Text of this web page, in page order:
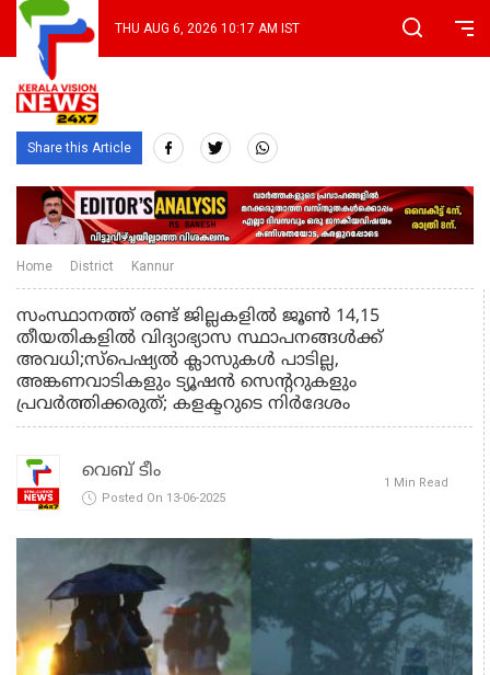
THU AUG 6, 2026 10:17 AM IST
Share this Article
Home District Kannur
സംസ്ഥാനത്ത് രണ്ട് ജില്ലകളിൽ ജൂൺ 14,15
തീയതികളിൽ വിദ്യാഭ്യാസ സ്ഥാപനങ്ങൾക്ക്
അവധി;സ്പെഷ്യൽ ക്ലാസുകൾ പാടില്ല,
അങ്കണവാടികളും ട്യൂഷൻ സെൻ്ററുകളും
പ്രവർത്തിക്കരുത്; കളക്ടറുടെ നിർദേശം
വെബ് ടീം
Posted On 13-06-2025
1 Min Read